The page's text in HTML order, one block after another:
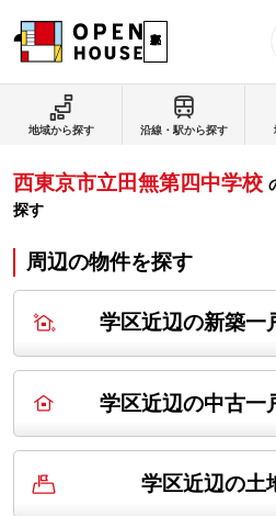
地域から探す 沿線・駅から探す
西東京市立田無第四中学校
探す
周辺の物件を探す
学区近辺の新築一
学区近辺の中古一
学区近辺の土